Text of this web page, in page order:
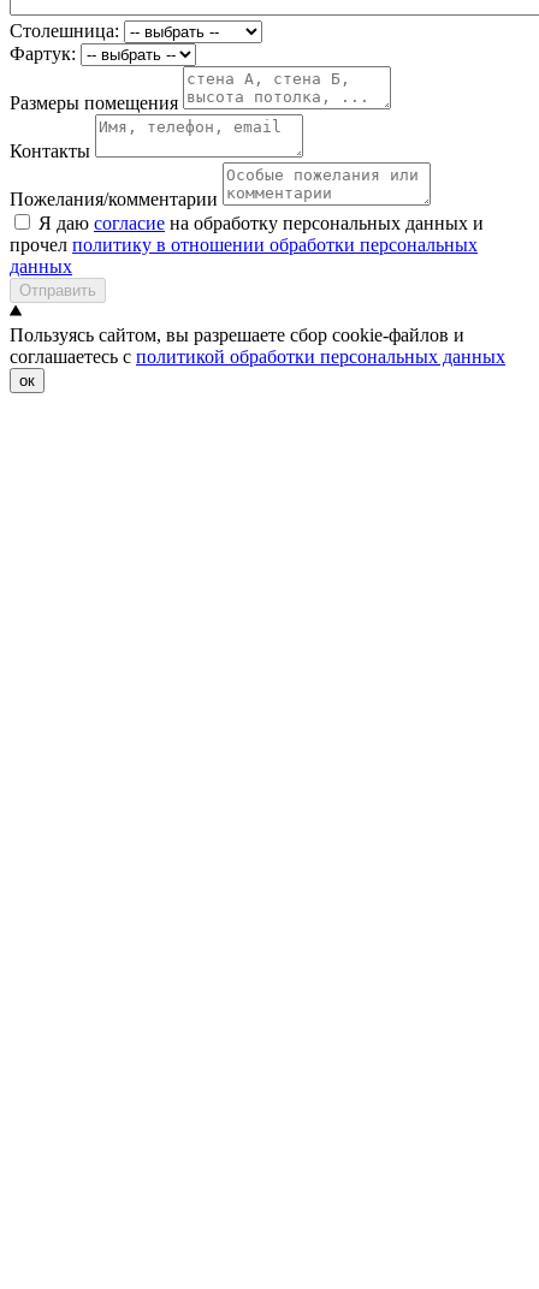
Столешница:
Фартук:
Размеры помещения
Контакты
Пожелания/комментарии
Я даю согласие на обработку персональных данных и
прочел политику в отношении обработки персональных
данных
Отправить
Пользуясь сайтом, вы разрешаете сбор cookie-файлов и
соглашаетесь с политикой обработки персональных данных
ок